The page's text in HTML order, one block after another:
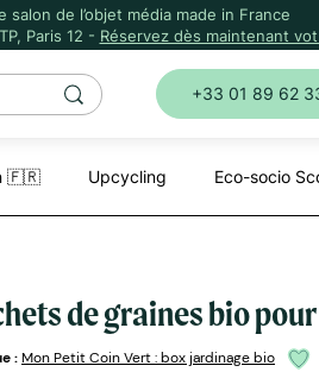
salon de l’objet média made in France
Paris 12 - Réservez dès maintenant
+33 01 89 62
🇫🇷 Upcycling Eco-socio
de graines bio
:Mon Petit Coin Vert : box jardinage bio